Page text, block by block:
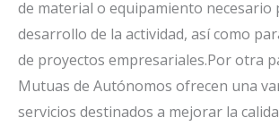
de material o equipamiento necesario
desarrollo de la actividad, así como
de proyectos empresariales.Por otra
Mutuas de Autónomos ofrecen una
servicios destinados a mejorar la